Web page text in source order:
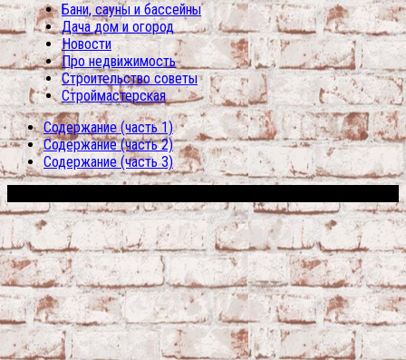
Бани, сауны и бассейны
Дача дом и огород
Новости
Про недвижимость
Строительство советы
Строймастерская
Содержание (часть 1)
Содержание (часть 2)
Содержание (часть 3)